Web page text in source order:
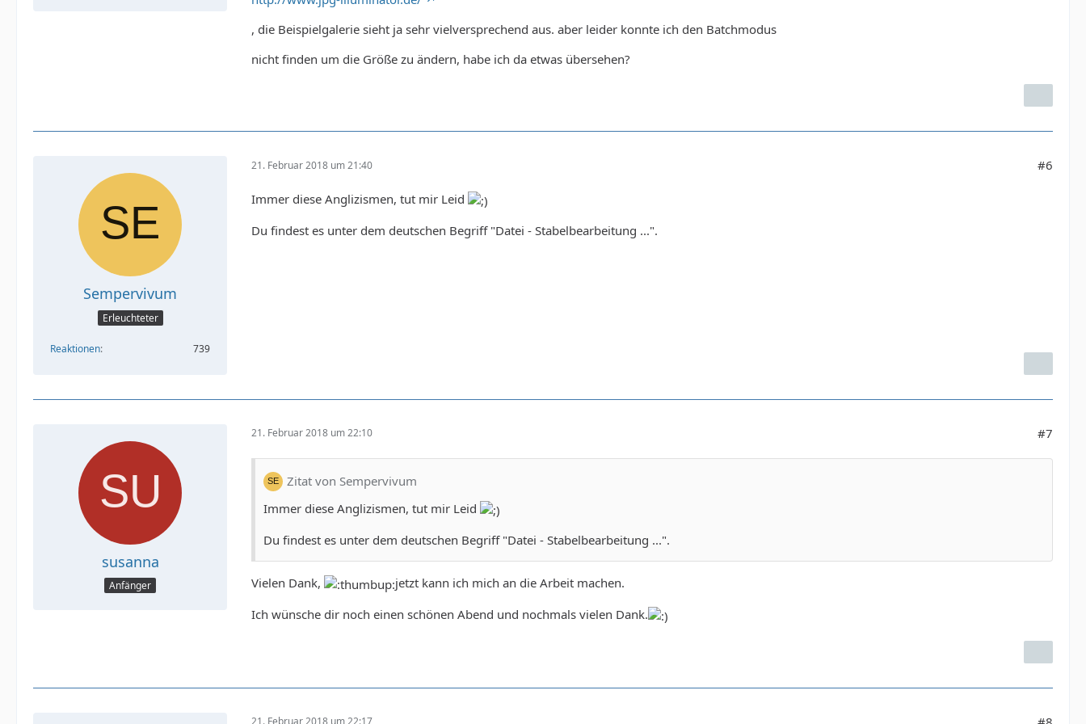
, die Beispielgalerie sieht ja sehr vielversprechend aus. aber leider konnte ich den Batchmodus
nicht finden um die Größe zu ändern, habe ich da etwas übersehen?
Sempervivum
Erleuchteter
Reaktionen 739
21. Februar 2018 um 21:40 #6
Immer diese Anglizismen, tut mir Leid
Du findest es unter dem deutschen Begriff "Datei - Stabelbearbeitung ...".
susanna
Anfänger
21. Februar 2018 um 22:10 #7
Zitat von Sempervivum
Immer diese Anglizismen, tut mir Leid
Du findest es unter dem deutschen Begriff "Datei - Stabelbearbeitung ...".
Vielen Dank,
jetzt kann ich mich an die Arbeit machen.
Ich wünsche dir noch einen schönen Abend und nochmals vielen Dank.